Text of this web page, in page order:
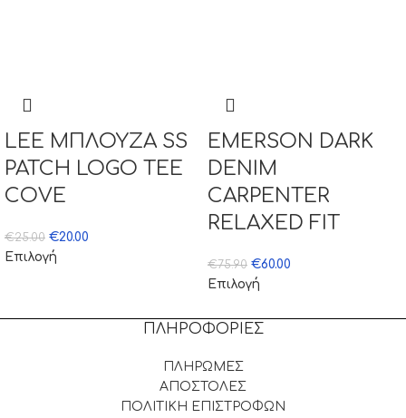
LEE ΜΠΛΟΥΖΑ SS
PATCH LOGO TEE
COVE
€25.00 €20.00
Επιλογή
EMERSON DARK
DENIM
CARPENTER
RELAXED FIT
€75.90 €60.00
Επιλογή
ΠΛΗΡΟΦΟΡΙΕΣ
ΠΛΗΡΩΜΕΣ
ΑΠΟΣΤΟΛΕΣ
ΠΟΛΙΤΙΚΗ ΕΠΙΣΤΡΟΦΩΝ